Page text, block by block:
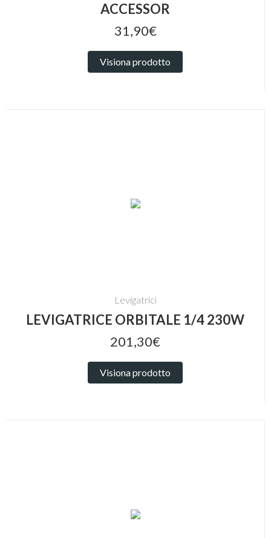
ACCESSOR
31,90€
Visiona prodotto
Levigatrici
LEVIGATRICE ORBITALE 1/4 230W
201,30€
Visiona prodotto